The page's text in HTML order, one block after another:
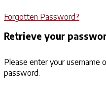
Forgotten Password?
Retrieve your
Please enter your username
password.